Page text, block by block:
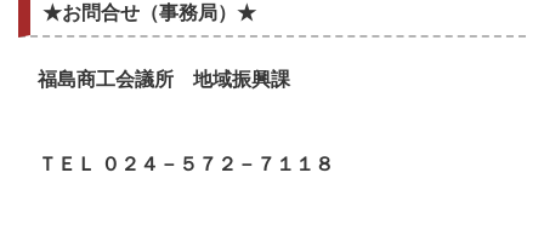
★お問合せ（事務局）★
福島商工会議所 地域振興課
ＴＥＬ ０２４－５７２－７１１８